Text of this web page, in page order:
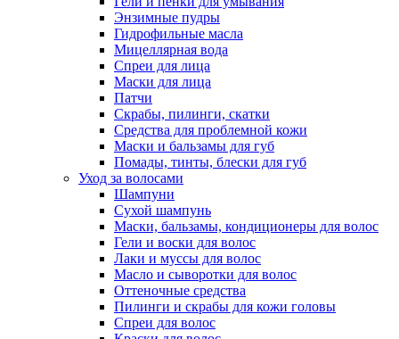
Энзимные пудры
Гидрофильные масла
Мицеллярная вода
Спреи для лица
Маски для лица
Патчи
Скрабы, пилинги, скатки
Средства для проблемной кожи
Маски и бальзамы для губ
Помады, тинты, блески для губ
Уход за волосами
Шампуни
Сухой шампунь
Маски, бальзамы, кондиционеры для волос
Гели и воски для волос
Лаки и муссы для волос
Масло и сыворотки для волос
Оттеночные средства
Пилинги и скрабы для кожи головы
Спреи для волос